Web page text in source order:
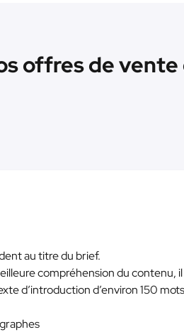
offres de
au titre du brief.
compréhension du contenu,
d’introduction d’environ 150